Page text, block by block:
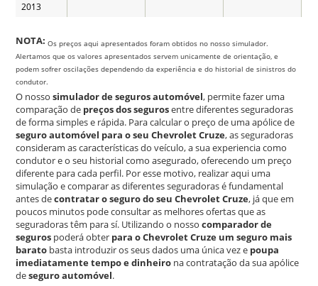
2013
NOTA: Os preços aqui apresentados foram obtidos no nosso simulador.
Alertamos que os valores apresentados servem unicamente de orientação, e
podem sofrer oscilações dependendo da experiência e do historial de sinistros do
condutor.
O nossosimulador de seguros automóvel, permite fazer uma
comparação de preços dos segurosentre diferentes seguradoras
de forma simples e rápida. Para calcular o preço de uma apólice de
seguro automóvel para o seu Chevrolet Cruze, as seguradoras
consideram as características do veículo, a sua experiencia como
condutor e o seu historial como asegurado, oferecendo um preço
diferente para cada perfil. Por esse motivo, realizar aqui uma
simulação e comparar as diferentes seguradoras é fundamental
antes decontratar o seguro do seu Chevrolet Cruze, já que em
poucos minutos pode consultar as melhores ofertas que as
seguradoras têm para sí. Utilizando o nossocomparador de
seguros poderá obter para o Chevrolet Cruze um seguro mais
barato basta introduzir os seus dados uma única vez e poupa
imediatamente tempo e dinheiro na contratação da sua apólice
deseguro automóvel.